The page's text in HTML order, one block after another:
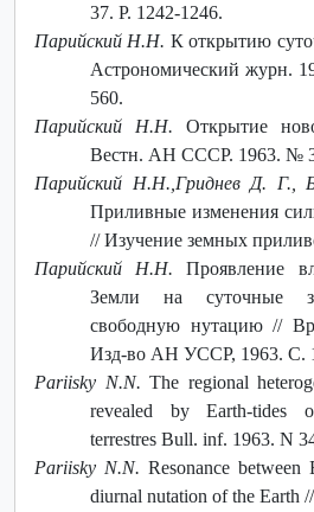
37. P. 1242-1246.
Парийский Н.Н. К открытию
Астрономический журн.
560.
Парийский Н.Н. Открытие
Вестн. АН СССР. 1963. №
Парийский Н.Н.,Гриднев Д. Г.,
Приливные изменения
// Изучение земных
Парийский Н.Н.Проявление
Земли на суточные
свободную нутацию //
Изд-во АН УССР, 1963. С.
Pariisky N.N. The regional
revealed by Earth-tides
terrestres Bull. inf. 1963. N
Pariisky N.N. Resonance
diurnal nutation of the Earth